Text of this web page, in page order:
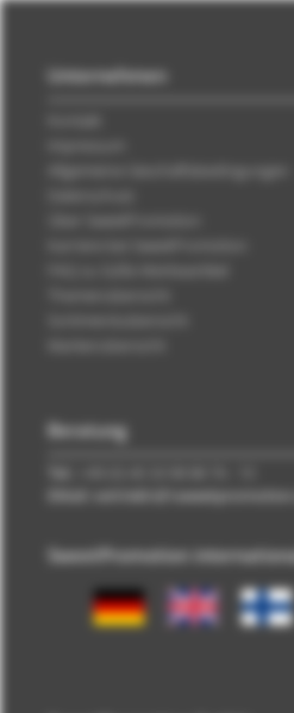
Unternehmen
Beratung
EMail:
SweetPromotion